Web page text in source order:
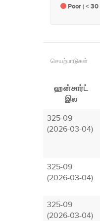
Poor(< 30
செயற்பாடுகள்
ஹன்சார்ட்
இல
325-09
(2026-03-04)
325-09
(2026-03-04)
325-09
(2026-03-04)